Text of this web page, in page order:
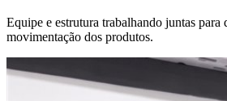
Equipe e estrutura trabalhando juntas para
movimentação dos produtos.